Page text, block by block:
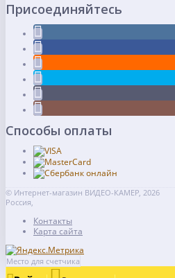
Присоединяйтесь
Способы оплаты
© Интернет-магазин ВИДЕО-КАМЕР, 2026
Россия,
Контакты
Карта сайта
Место для счетчика